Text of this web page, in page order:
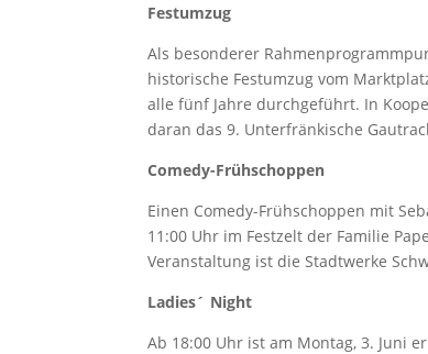
Festumzug
Als besonderer
historische Festumzug vom
alle fünf Jahre durchgeführt. In
daran das 9. Unterfränkische
Comedy-Frühschoppen
Einen Comedy-Frühschoppen mit
11:00 Uhr im Festzelt der Familie
Veranstaltung ist die Stadtwerke
Ladies´ Night
Ab 18:00 Uhr ist am Montag, 3. Juni